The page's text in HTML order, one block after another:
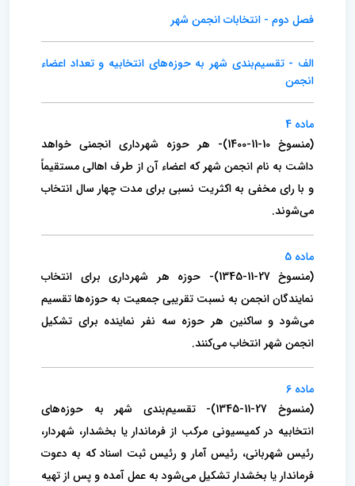
فصل دوم - انتخابات انجمن شهر
الف - تقسیم‌بندی شهر به حوزه‌های انتخابیه و تعداد اعضاء
انجمن
ماده 4
(منسوخ 10-11-1400)- هر حوزه شهرداری انجمنی خواهد
داشت به نام انجمن شهر که اعضاء آن از طرف اهالی مستقیماً
و با رای مخفی به اکثریت نسبی برای‌ مدت چهار سال انتخاب
می‌شوند.
ماده 5
(منسوخ 27-11-1345)- حوزه هر شهرداری برای انتخاب
نمایندگان انجمن به نسبت تقریبی جمعیت به حوزه‌ها تقسیم
می‌شود و ساکنین هر حوزه سه نفر نماینده برای تشکیل
انجمن شهر انتخاب می‌کنند.
ماده 6
(منسوخ 27-11-1345)- تقسیم‌بندی شهر به حوزه‌های
انتخابیه در کمیسیونی مرکب از فرماندار یا بخشدار، شهردار،
رئیس شهربانی، رئیس آمار و رئیس ثبت اسناد که به دعوت
فرماندار یا بخشدار تشکیل می‌شود به عمل آمده و پس از تهیه